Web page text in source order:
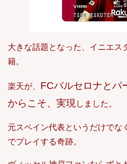
大きな話題となった、イニエス
籍。
楽天が、 FCバルセロナとパ
からこそ、実現しました。
元スペイン代表というだけでな
でプレイする奇跡。